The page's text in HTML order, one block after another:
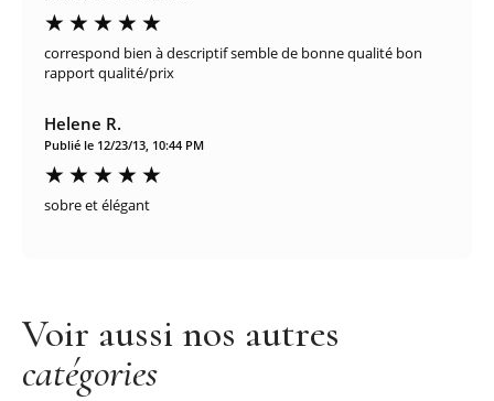
correspond bien à descriptif semble de bonne qualité bon
rapport qualité/prix
Helene R.
Publié le 12/23/13, 10:44 PM
sobre et élégant
Voir aussi nos autres
catégories